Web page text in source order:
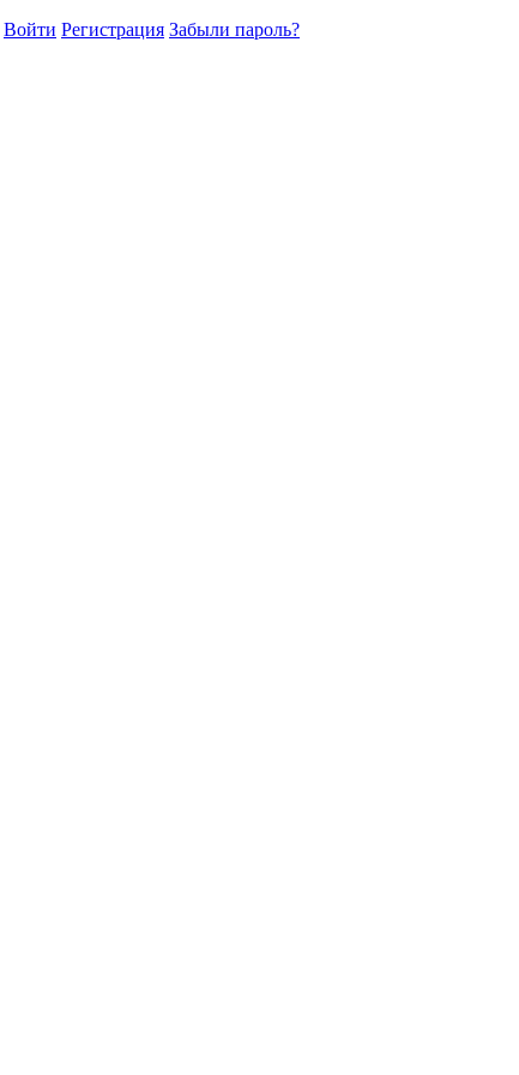
Войти Регистрация Забыли пароль?